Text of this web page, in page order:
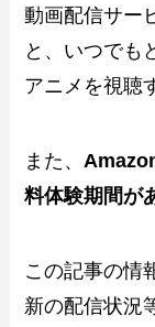
動画配信サー
と、いつでも
アニメを視聴
また、
料体験期間が
この記事の情
新の配信状況